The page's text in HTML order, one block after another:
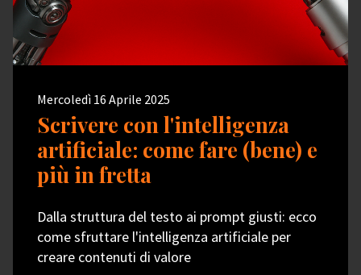
Mercoledì 16 Aprile 2025
Scrivere con l'intelligenza
artificiale: come fare (bene) e
più in fretta
Dalla struttura del testo ai prompt giusti: ecco
come sfruttare l'intelligenza artificiale per
creare contenuti di valore